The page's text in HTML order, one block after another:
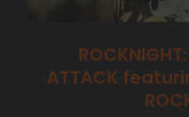
ATTACK